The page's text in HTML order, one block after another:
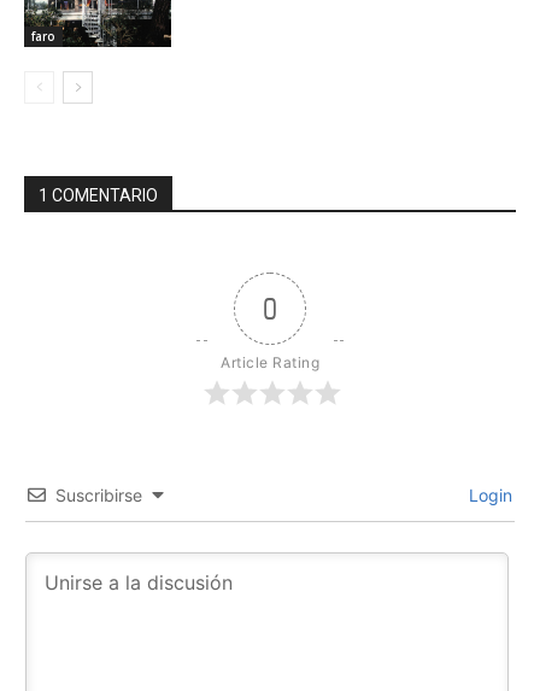
faro
1 COMENTARIO
0
Article Rating
Suscribirse Login